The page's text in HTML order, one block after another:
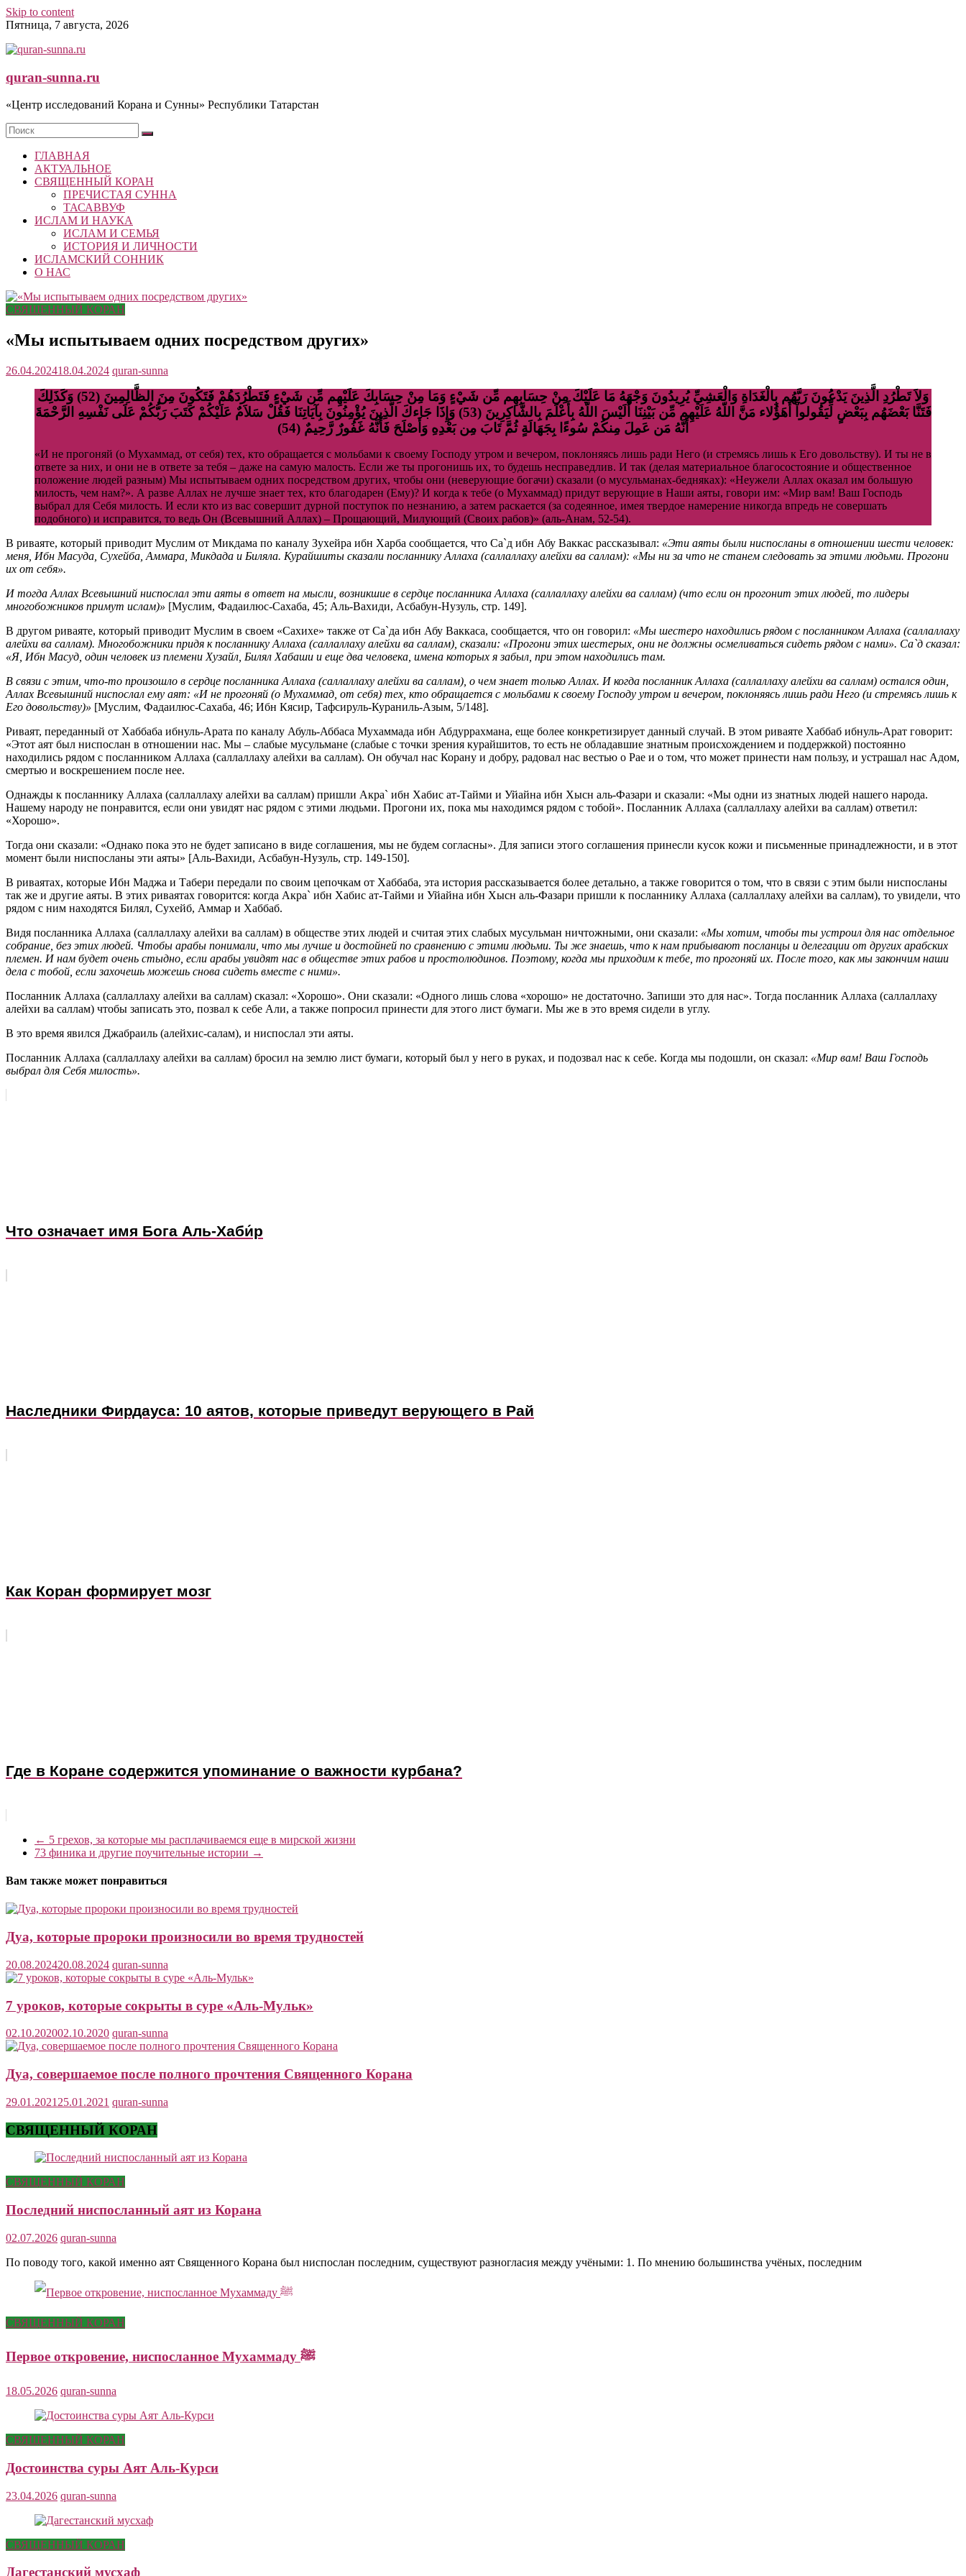
Skip to content
Пятница, 7 августа, 2026
quran-sunna.ru
«Центр исследований Корана и Сунны» Республики Татарстан
ГЛАВНАЯ
АКТУАЛЬНОЕ
СВЯЩЕННЫЙ КОРАН
ПРЕЧИСТАЯ СУННА
ТАСАВВУФ
ИСЛАМ И НАУКА
ИСЛАМ И СЕМЬЯ
ИСТОРИЯ И ЛИЧНОСТИ
ИСЛАМСКИЙ СОННИК
О НАС
СВЯЩЕННЫЙ КОРАН
«Мы испытываем одних посредством других»
26.04.202418.04.2024 quran-sunna
وَلاَ تَطْرُدِ الَّذِينَ يَدْعُونَ رَبَّهُم بِالْغَدَاةِ وَالْعَشِيِّ يُرِيدُونَ وَجْهَهُ مَا عَلَيْكَ مِنْ حِسَابِهِم مِّن شَيْءٍ وَمَا مِنْ حِسَابِكَ عَلَيْهِم مِّن شَيْءٍ فَتَطْرُدَهُمْ فَتَكُونَ مِنَ الظَّالِمِينَ (52) وَكَذَلِكَ
فَتَنَّا بَعْضَهُم بِبَعْضٍ لِّيَقُولواْ أَهَؤُلاء مَنَّ اللّهُ عَلَيْهِم مِّن بَيْنِنَا أَلَيْسَ اللّهُ بِأَعْلَمَ بِالشَّاكِرِينَ (53) وَإِذَا جَاءكَ الَّذِينَ يُؤْمِنُونَ بِآيَاتِنَا فَقُلْ سَلاَمٌ عَلَيْكُمْ كَتَبَ رَبُّكُمْ عَلَى نَفْسِهِ الرَّحْمَةَ
أَنَّهُ مَن عَمِلَ مِنكُمْ سُوءًا بِجَهَالَةٍ ثُمَّ تَابَ مِن بَعْدِهِ وَأَصْلَحَ فَأَنَّهُ غَفُورٌ رَّحِيمٌ (54)
«И не прогоняй (о Мухаммад, от себя) тех, кто обращается с мольбами к своему Господу утром и вечером, поклоняясь лишь ради Него (и стремясь лишь к Его довольству). И ты не в
ответе за них, и они не в ответе за тебя – даже на самую малость. Если же ты прогонишь их, то будешь несправедлив. И так (делая материальное благосостояние и общественное
положение людей разным) Мы испытываем одних посредством других, чтобы они (неверующие богачи) сказали (о мусульманах-бедняках): «Неужели Аллах оказал им большую
милость, чем нам?». А разве Аллах не лучше знает тех, кто благодарен (Ему)? И когда к тебе (о Мухаммад) придут верующие в Наши аяты, говори им: «Мир вам! Ваш Господь
выбрал для Себя милость. И если кто из вас совершит дурной поступок по незнанию, а затем раскается (за содеянное, имея твердое намерение никогда впредь не совершать
подобного) и исправится, то ведь Он (Всевышний Аллах) – Прощающий, Милующий (Своих рабов)» (аль-Анам, 52-54).
В риваяте, который приводит Муслим от Микдама по каналу Зухейра ибн Харба сообщается, что Са`д ибн Абу Ваккас рассказывал: «Эти аяты были ниспосланы в отношении шести человек:
меня, Ибн Масуда, Сухейба, Аммара, Микдада и Биляла. Курайшиты сказали посланнику Аллаха (саллаллаху алейхи ва саллам): «Мы ни за что не станем следовать за этими людьми. Прогони
их от себя».
И тогда Аллах Всевышний ниспослал эти аяты в ответ на мысли, возникшие в сердце посланника Аллаха (саллаллаху алейхи ва саллам) (что если он прогонит этих людей, то лидеры
многобожников примут ислам)» [Муслим, Фадаилюс-Сахаба, 45; Аль-Вахиди, Асбабун-Нузуль, стр. 149].
В другом риваяте, который приводит Муслим в своем «Сахихе» также от Са`да ибн Абу Ваккаса, сообщается, что он говорил: «Мы шестеро находились рядом с посланником Аллаха (саллаллаху
алейхи ва саллам). Многобожники придя к посланнику Аллаха (саллаллаху алейхи ва саллам), сказали: «Прогони этих шестерых, они не должны осмеливаться сидеть рядом с нами». Са`д сказал:
«Я, Ибн Масуд, один человек из племени Хузайл, Билял Хабаши и еще два человека, имена которых я забыл, при этом находились там.
В связи с этим, что-то произошло в сердце посланника Аллаха (саллаллаху алейхи ва саллам), о чем знает только Аллах. И когда посланник Аллаха (саллаллаху алейхи ва саллам) остался один,
Аллах Всевышний ниспослал ему аят: «И не прогоняй (о Мухаммад, от себя) тех, кто обращается с мольбами к своему Господу утром и вечером, поклоняясь лишь ради Него (и стремясь лишь к
Его довольству)» [Муслим, Фадаилюс-Сахаба, 46; Ибн Кясир, Тафсируль-Кураниль-Азым, 5/148].
Риваят, переданный от Хаббаба ибнуль-Арата по каналу Абуль-Аббаса Мухаммада ибн Абдуррахмана, еще более конкретизирует данный случай. В этом риваяте Хаббаб ибнуль-Арат говорит:
«Этот аят был ниспослан в отношении нас. Мы – слабые мусульмане (слабые с точки зрения курайшитов, то есть не обладавшие знатным происхождением и поддержкой) постоянно
находились рядом с посланником Аллаха (саллаллаху алейхи ва саллам). Он обучал нас Корану и добру, радовал нас вестью о Рае и о том, что может принести нам пользу, и устрашал нас Адом,
смертью и воскрешением после нее.
Однажды к посланнику Аллаха (саллаллаху алейхи ва саллам) пришли Акра` ибн Хабис ат-Тайми и Уйайна ибн Хысн аль-Фазари и сказали: «Мы одни из знатных людей нашего народа.
Нашему народу не понравится, если они увидят нас рядом с этими людьми. Прогони их, пока мы находимся рядом с тобой». Посланник Аллаха (саллаллаху алейхи ва саллам) ответил:
«Хорошо».
Тогда они сказали: «Однако пока это не будет записано в виде соглашения, мы не будем согласны». Для записи этого соглашения принесли кусок кожи и письменные принадлежности, и в этот
момент были ниспосланы эти аяты» [Аль-Вахиди, Асбабун-Нузуль, стр. 149-150].
В риваятах, которые Ибн Маджа и Табери передали по своим цепочкам от Хаббаба, эта история рассказывается более детально, а также говорится о том, что в связи с этим были ниспосланы
так же и другие аяты. В этих риваятах говорится: когда Акра` ибн Хабис ат-Тайми и Уйайна ибн Хысн аль-Фазари пришли к посланнику Аллаха (саллаллаху алейхи ва саллам), то увидели, что
рядом с ним находятся Билял, Сухейб, Аммар и Хаббаб.
Видя посланника Аллаха (саллаллаху алейхи ва саллам) в обществе этих людей и считая этих слабых мусульман ничтожными, они сказали: «Мы хотим, чтобы ты устроил для нас отдельное
собрание, без этих людей. Чтобы арабы понимали, что мы лучше и достойней по сравнению с этими людьми. Ты же знаешь, что к нам прибывают посланцы и делегации от других арабских
племен. И нам будет очень стыдно, если арабы увидят нас в обществе этих рабов и простолюдинов. Поэтому, когда мы приходим к тебе, то прогоняй их. После того, как мы закончим наши
дела с тобой, если захочешь можешь снова сидеть вместе с ними».
Посланник Аллаха (саллаллаху алейхи ва саллам) сказал: «Хорошо». Они сказали: «Одного лишь слова «хорошо» не достаточно. Запиши это для нас». Тогда посланник Аллаха (саллаллаху
алейхи ва саллам) чтобы записать это, позвал к себе Али, а также попросил принести для этого лист бумаги. Мы же в это время сидели в углу.
В это время явился Джабраиль (алейхис-салам), и ниспослал эти аяты.
Посланник Аллаха (саллаллаху алейхи ва саллам) бросил на землю лист бумаги, который был у него в руках, и подозвал нас к себе. Когда мы подошли, он сказал: «Мир вам! Ваш Господь
выбрал для Себя милость».
Что означает имя Бога Аль-Хаби́р
Наследники Фирдауса: 10 аятов, которые приведут верующего в Рай
Как Коран формирует мозг
Где в Коране содержится упоминание о важности курбана?
← 5 грехов, за которые мы расплачиваемся еще в мирской жизни
73 финика и другие поучительные истории →
Вам также может понравиться
Дуа, которые пророки произносили во время трудностей
20.08.202420.08.2024 quran-sunna
7 уроков, которые сокрыты в суре «Аль-Мульк»
02.10.202002.10.2020 quran-sunna
Дуа, совершаемое после полного прочтения Священного Корана
29.01.2021 25.01.2021 quran-sunna
СВЯЩЕННЫЙ КОРАН
СВЯЩЕННЫЙ КОРАН
Последний ниспосланный аят из Корана
02.07.2026 quran-sunna
По поводу того, какой именно аят Священного Корана был ниспослан последним, существуют разногласия между учёными: 1. По мнению большинства учёных, последним
СВЯЩЕННЫЙ КОРАН
Первое откровение, ниспосланное Мухаммаду ﷺ
18.05.2026 quran-sunna
СВЯЩЕННЫЙ КОРАН
Достоинства суры Аят Аль-Курси
23.04.2026 quran-sunna
СВЯЩЕННЫЙ КОРАН
Дагестанский мусхаф